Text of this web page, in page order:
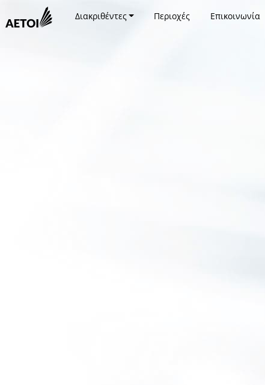
Διακριθέντες Περιοχές Επικοινωνία